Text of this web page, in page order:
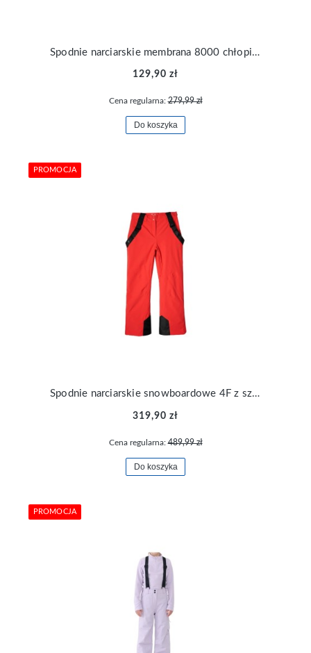
Spodnie narciarskie membrana 8000 chłopięce 4F TFTRM655-20S
129,90 zł
Cena regularna:279,99 zł
Do koszyka
Spodnie narciarskie snowboardowe 4F z szelkami membrana 10000 TFTRF704-62S
319,90 zł
Cena regularna:489,99 zł
Do koszyka
PROMOCJA
PROMOCJA